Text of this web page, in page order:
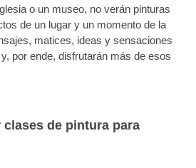
o un museo, no verán pinturas
de un lugar y un momento de la
matices, ideas y sensaciones
por ende, disfrutarán más de esos
de pintura para